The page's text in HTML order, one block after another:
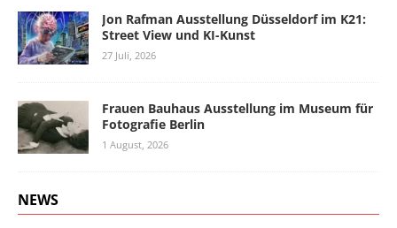
Jon Rafman Ausstellung Düsseldorf im K21:
Street View und KI-Kunst
27 Juli, 2026
Frauen Bauhaus Ausstellung im Museum für
Fotografie Berlin
1 August, 2026
NEWS